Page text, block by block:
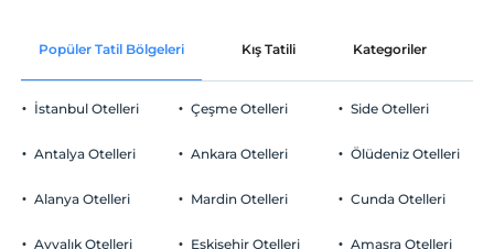
Popüler Tatil Bölgeleri Kış Tatili Kategoriler
İstanbul Otelleri
Antalya Otelleri
Alanya Otelleri
Ayvalık Otelleri
Çeşme Otelleri
Ankara Otelleri
Mardin Otelleri
Eskişehir Otelleri
Side Otelleri
Ölüdeniz Otelleri
Cunda Otelleri
Amasra Otelleri